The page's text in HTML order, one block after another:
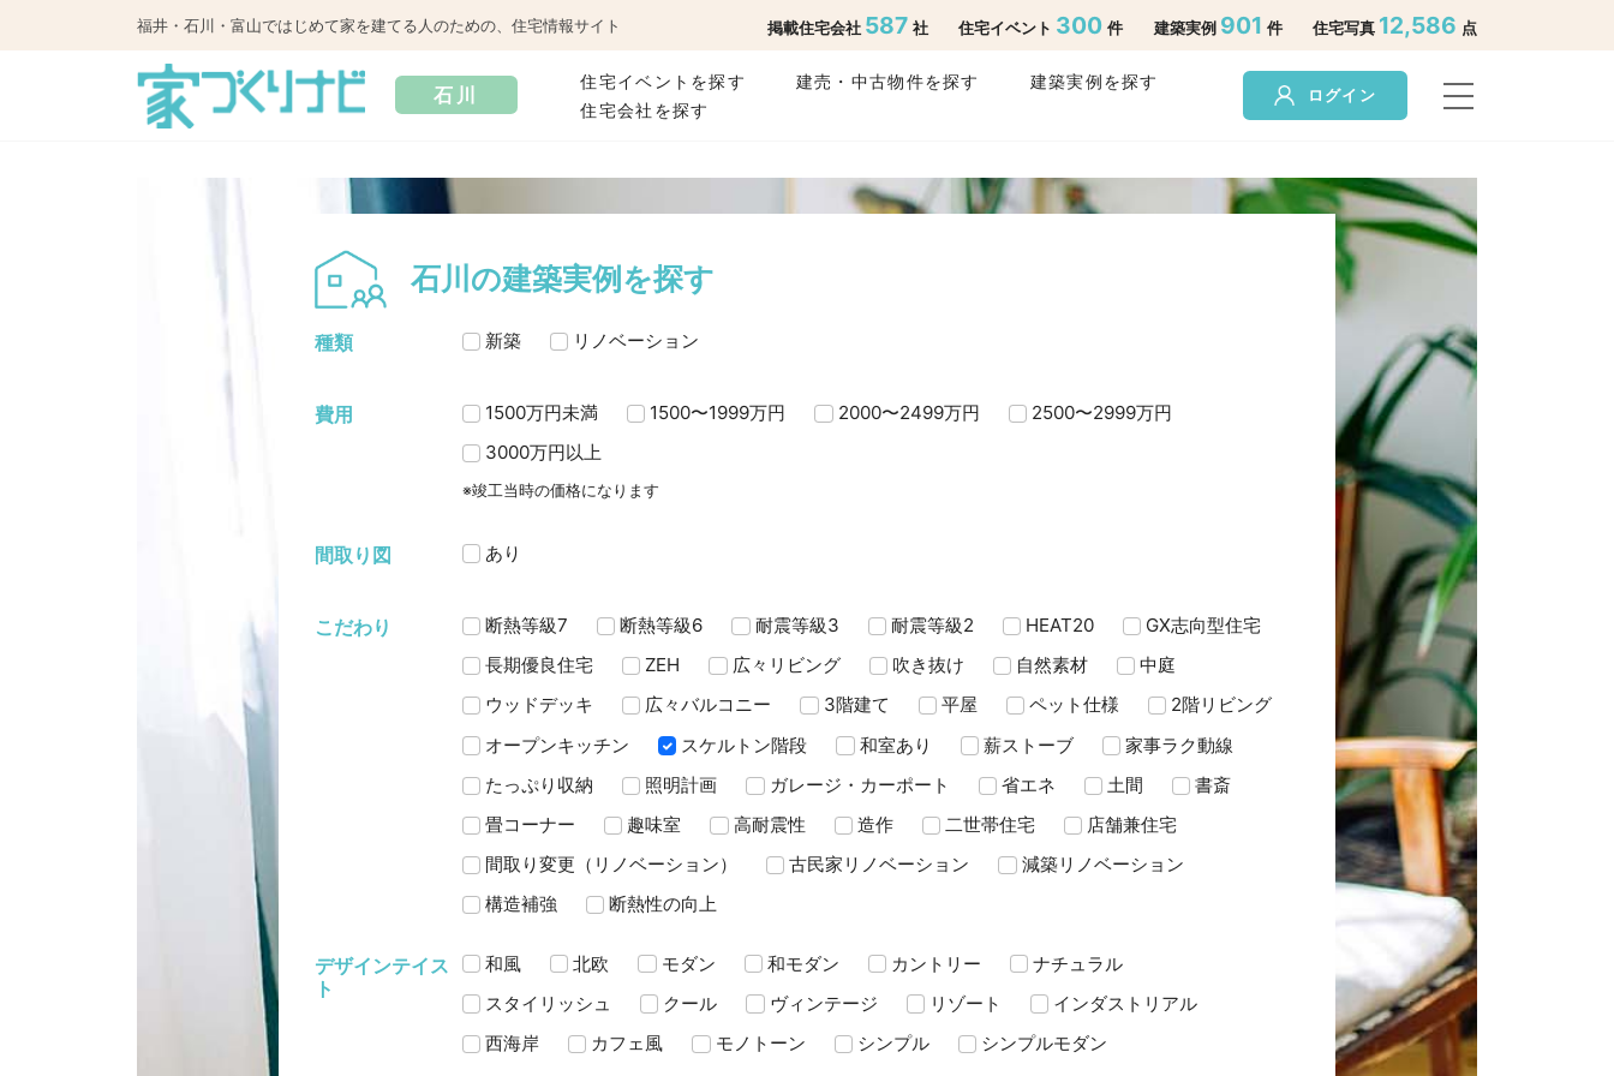
福井・石川・富山ではじめて家を建てる人のための、住宅情報サイト 掲載住宅会社 587 社 住宅イベント 300件 建築実例 901 件 住宅写真 12,586 点
石川
住宅イベントを探す 建売・中古物件を探す
建築実例を探す
住宅会社を探す
ログイン
石川の建築実例を探す
種類 新築 リノベーション
費用 1500万円未満 1500〜1999万円 2000〜2499万円
2500〜2999万円
3000万円以上
※竣工当時の価格になります
間取り図 あり
こだわり 断熱等級7 断熱等級6 耐震等級3 耐震等級2 HEAT20
GX志向型住宅
長期優良住宅
ZEH 広々リビング 吹き抜け 自然素材
中庭
ウッドデッキ
広々バルコニー 3階建て 平屋 ペット仕様
2階リビング
オープンキッチン
スケルトン階段 和室あり 薪ストーブ
家事ラク動線
たっぷり収納
照明計画 ガレージ・カーポート 省エネ 土間
書斎
畳コーナー
趣味室 高耐震性 造作 二世帯住宅
店舗兼住宅
間取り変更（リノベーション）
古民家リノベーション
減築リノベーション
構造補強
断熱性の向上
デザインテイス
ト
和風 北欧 モダン 和モダン カントリー
ナチュラル
スタイリッシュ
クール ヴィンテージ リゾート
インダストリアル
西海岸
カフェ風 モノトーン シンプル シンプルモダン